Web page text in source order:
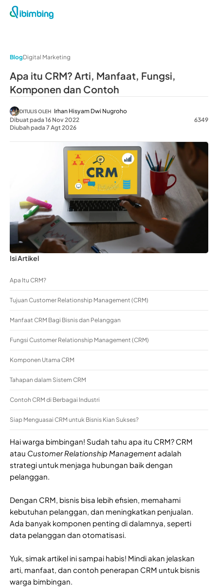
BlogDigital Marketing
Apa itu CRM? Arti, Manfaat, Fungsi,
Komponen dan Contoh
DITULIS OLEH Irhan Hisyam Dwi Nugroho
Dibuat pada 16 Nov 2022
Diubah pada 7 Agt 2026
6349
Isi Artikel
Apa Itu CRM?
Tujuan Customer Relationship Management (CRM)
Manfaat CRM Bagi Bisnis dan Pelanggan
Fungsi Customer Relationship Management (CRM)
Komponen Utama CRM
Tahapan dalam Sistem CRM
Contoh CRM di Berbagai Industri
Siap Menguasai CRM untuk Bisnis Kian Sukses?
Hai warga bimbingan! Sudah tahu apa itu CRM? CRM
atau Customer Relationship Managementadalah
strategi untuk menjaga hubungan baik dengan
pelanggan.
Dengan CRM, bisnis bisa lebih efisien, memahami
kebutuhan pelanggan, dan meningkatkan penjualan.
Ada banyak komponen penting di dalamnya, seperti
data pelanggan dan otomatisasi.
Yuk, simak artikel ini sampai habis! Mindi akan jelaskan
arti, manfaat, dan contoh penerapan CRM untuk bisnis
warga bimbingan.